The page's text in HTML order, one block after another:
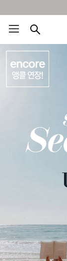
BEST100🤍 NEW5%